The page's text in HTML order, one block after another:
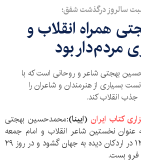
سالروز درگذشت شفق؛
همراه انقلاب و
مرد‌م‌دار بود
بهجتی شاعر و روحانی است که با
بسیاری از هنرمندان و شاعران را
جذب انقلاب کند.
کتاب ایران (ایینا):محمدحسین بهجتی
عنوان نخستین شاعر انقلاب و امام جمعه
اردکان بود که در سال ۱۳۱۳ در اردکان دیده به جهان گشود و در روز ۲۹